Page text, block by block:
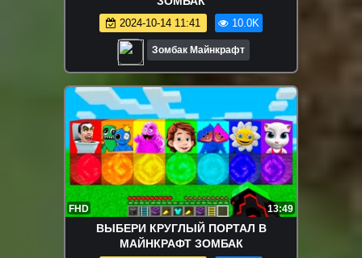
2024-10-14 11:41 10.0K
Зомбак Майнкрафт
FHD 13:49
ВЫБЕРИ КРУГЛЫЙ ПОРТАЛ В
МАЙНКРАФТ ЗОМБАК